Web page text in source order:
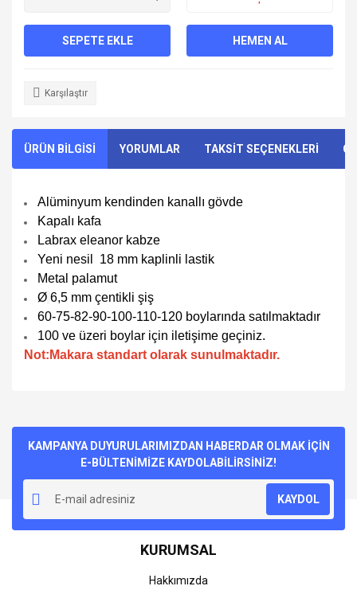
SEPETE EKLE HEMEN AL
Karşılaştır
ÜRÜN BİLGİSİ YORUMLAR TAKSİT SEÇENEKLERİ
Alüminyum kendinden kanallı gövde
Kapalı kafa
Labrax eleanor kabze
Yeni nesil 18 mm kaplinli lastik
Metal palamut
Ø 6,5 mm çentikli şiş
60-75-82-90-100-110-120 boylarında satılmaktadır
100 ve üzeri boylar için iletişime geçiniz.
Not:Makara standart olarak sunulmaktadır.
Yorum Yaz
kullanarak tarafımıza iletebilirsiniz.
Görüş ve önerileriniz için teşekkür ederiz.
Ürün resmi kalitesiz, bozuk veya görüntülenemiyor.
Ürün açıklamasında eksik bilgiler bulunuyor.
Ürün bilgilerinde hatalar bulunuyor.
Ürün fiyatı diğer sitelerden daha pahalı.
KAMPANYA DUYURULARIMIZDAN HABERDAR OLMAK İÇİN
E-BÜLTENİMİZE KAYDOLABİLİRSİNİZ!
KAYDOL
KURUMSAL
Hakkımızda